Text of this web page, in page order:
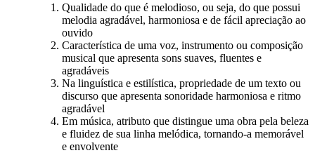
Qualidade do que é melodioso, ou seja, do que possui
melodia agradável, harmoniosa e de fácil apreciação ao
ouvido
Característica de uma voz, instrumento ou composição
musical que apresenta sons suaves, fluentes e
agradáveis
Na linguística e estilística, propriedade de um texto ou
discurso que apresenta sonoridade harmoniosa e ritmo
agradável
Em música, atributo que distingue uma obra pela beleza
e fluidez de sua linha melódica, tornando-a memorável
e envolvente